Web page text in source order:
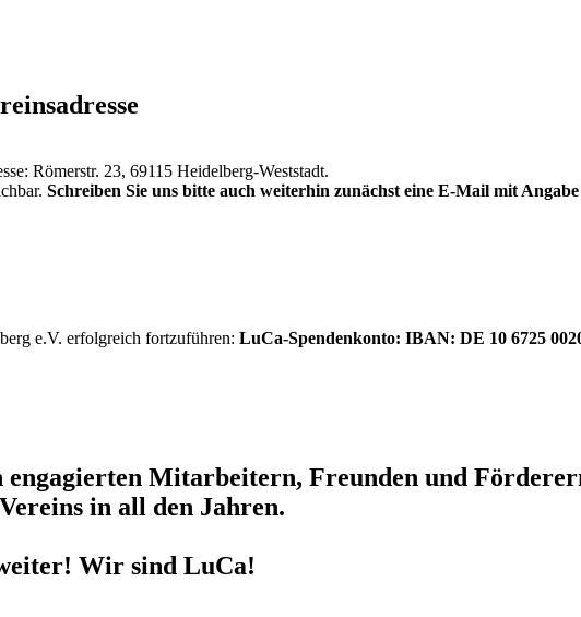
Römerstr. 23, 69115 Heidelberg-Weststadt.
Schreiben Sie uns bitte auch weiterhin zunächst eine E-Mail mit
e.V. erfolgreich fortzuführen: LuCa-Spendenkonto: IBAN: DE 10 6725
engagierten Mitarbeitern, Freunden und
in all den Jahren.
Wir sind LuCa!